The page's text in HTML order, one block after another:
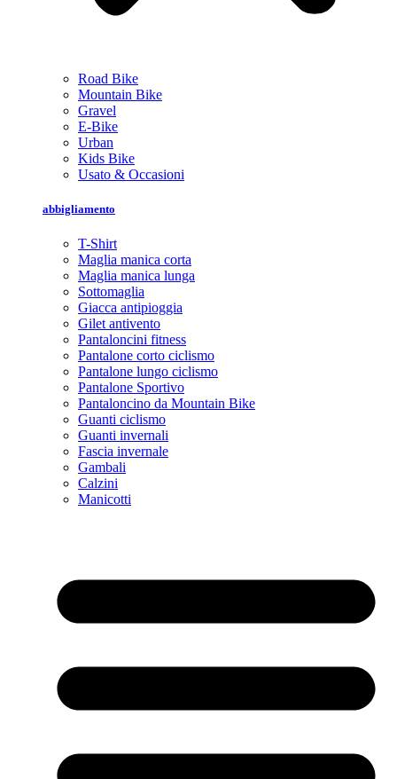
Road Bike
Mountain Bike
Gravel
E-Bike
Urban
Kids Bike
Usato & Occasioni
abbigliamento
T-Shirt
Maglia manica corta
Maglia manica lunga
Sottomaglia
Giacca antipioggia
Gilet antivento
Pantaloncini fitness
Pantalone corto ciclismo
Pantalone lungo ciclismo
Pantalone Sportivo
Pantaloncino da Mountain Bike
Guanti ciclismo
Guanti invernali
Fascia invernale
Gambali
Calzini
Manicotti